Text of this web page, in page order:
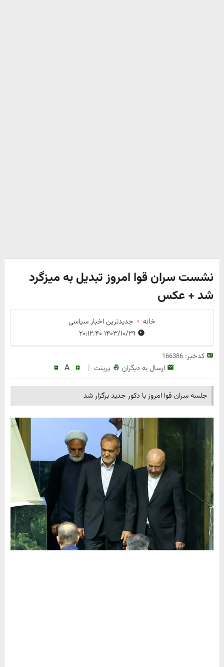
نشست سران قوا امروز تبدیل به میزگرد
شد + عکس
خانه
جدیدترین اخبار سیاسی
کدخبر:166386
ارسال به دیگران پرینت |
A
جلسه سران قوا امروز با دکور جدید برگزار شد